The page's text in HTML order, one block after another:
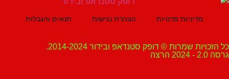
מדיניות פרטיות הצהרת נגישות תנאים והגבלות
שמרות © דופק סטנדאפ ובידור 2014-2024.